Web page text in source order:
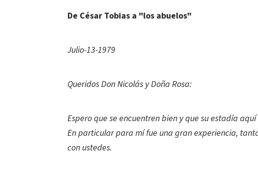
De César Tobias a "los abuelos"
Julio-13-1979
Queridos Don Nicolás y Doña Rosa:
Espero que se encuentren bien y que su estadía
En particular para mí fue una gran experiencia,
con ustedes.